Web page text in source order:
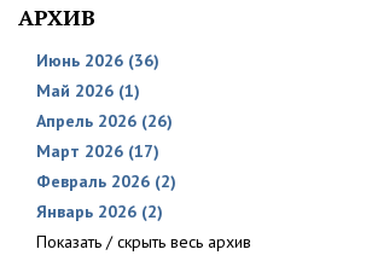
АРХИВ
Июнь 2026 (36)
Май 2026 (1)
Апрель 2026 (26)
Март 2026 (17)
Февраль 2026 (2)
Январь 2026 (2)
Показать / скрыть весь архив